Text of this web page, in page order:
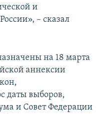
и
– сказал
на 18 марта
аннексии
даты выборов,
и Совет Федерации